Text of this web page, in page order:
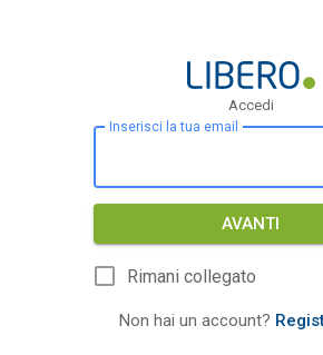
Accedi
Inserisci la tua email
AVANTI
Rimani collegato
Non hai un account?